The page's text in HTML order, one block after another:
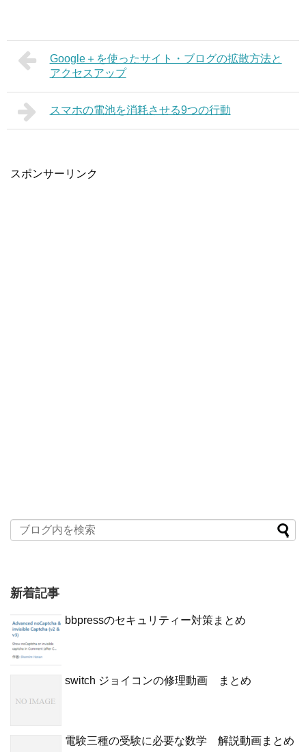
Google＋を使ったサイト・ブログの拡散方法と
アクセスアップ
スマホの電池を消耗させる9つの行動
スポンサーリンク
新着記事
bbpressのセキュリティー対策まとめ
switch ジョイコンの修理動画 まとめ
電験三種の受験に必要な数学 解説動画まとめ